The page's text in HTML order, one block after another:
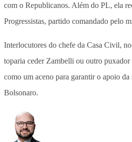
com o Republicanos. Além do PL, ela
Progressistas, partido comandado pelo
Interlocutores do chefe da Casa Civil,
toparia ceder Zambelli ou outro
como um aceno para garantir o apoio da
Bolsonaro.